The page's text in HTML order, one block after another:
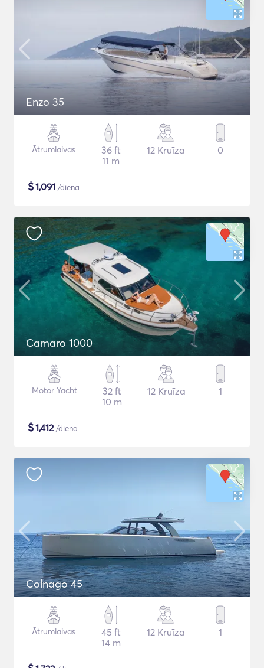
Enzo 35
Ātrumlaivas
36 ft
11 m
12 Kruīza 0
$1,091 /diena
Camaro 1000
Motor Yacht
32 ft
10 m
12 Kruīza 1
$1,412/diena
Colnago 45
Ātrumlaivas
45 ft
14 m
12 Kruīza 1